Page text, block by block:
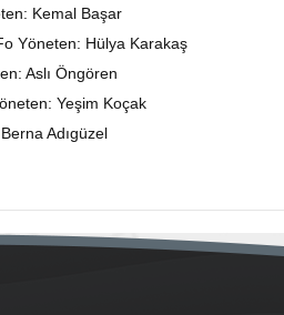
Kemal Başar
Yöneten: Hülya Karakaş
Aslı Öngören
Yeşim Koçak
Adıgüzel